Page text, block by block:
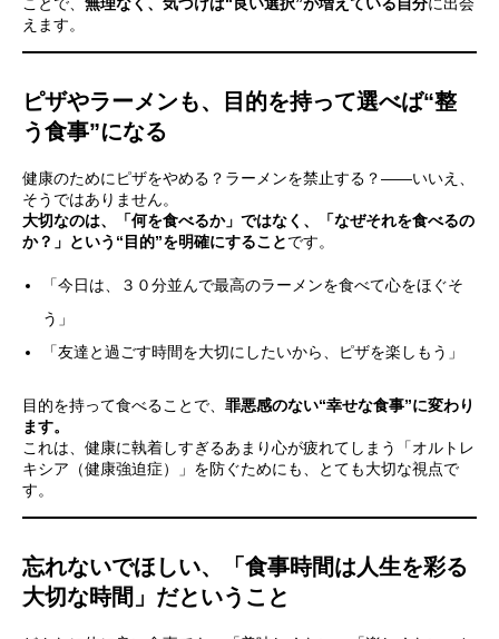
ことで、 無理なく、気づけば“良い選択”が増えている自分に出会
えます。
ピザやラーメンも、目的を持って選べば“整
う食事”になる
健康のためにピザをやめる？ラーメンを禁止する？――いいえ、
そうではありません。
大切なのは、「何を食べるか」ではなく、「なぜそれを食べるの
か？」という“目的”を明確にすることです。
「今日は、３０分並んで最高のラーメンを食べて心をほぐそ
う」
「友達と過ごす時間を大切にしたいから、ピザを楽しもう」
目的を持って食べることで、 罪悪感のない“幸せな食事”に変わり
ます。
これは、健康に執着しすぎるあまり心が疲れてしまう「オルトレ
キシア（健康強迫症）」を防ぐためにも、とても大切な視点で
す。
忘れないでほしい、「食事時間は人生を彩る
大切な時間」だということ